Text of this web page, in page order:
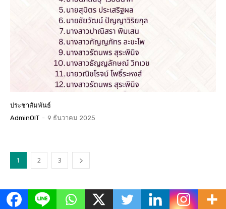
ประชาสัมพันธ์
AdminOIT - 9 ธันวาคม 2025
1 2 3
ข่าวเด่น All